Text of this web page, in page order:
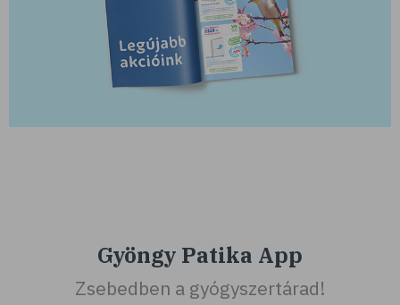
Gyöngy Patika App
Zsebedben a gyógyszertárad!